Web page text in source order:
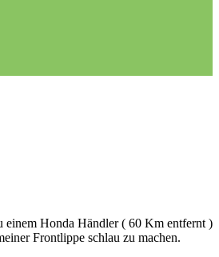
einem Honda Händler ( 60 Km entfernt )
Frontlippe schlau zu machen.